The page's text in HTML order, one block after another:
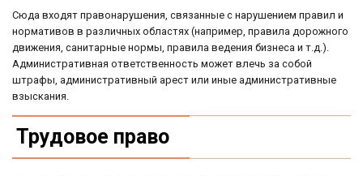
Сюда входят правонарушения, связанные с нарушением правил и
нормативов в различных областях (например, правила дорожного
движения, санитарные нормы, правила ведения бизнеса и т.д.).
Административная ответственность может влечь за собой
штрафы, административный арест или иные административные
взыскания.
Трудовое право